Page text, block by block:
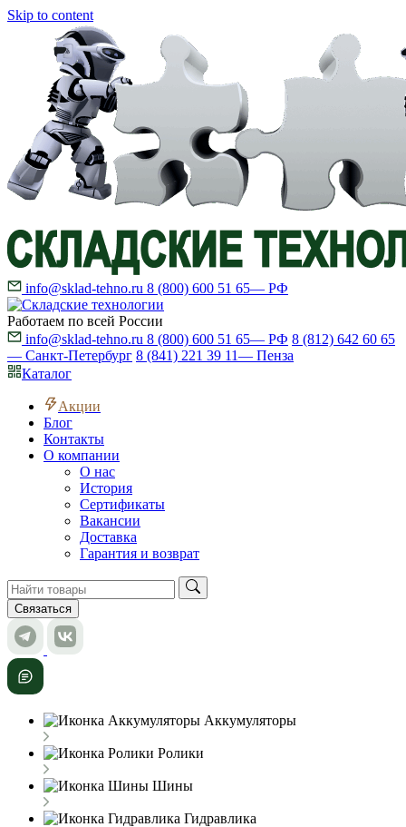
Skip to content
info@sklad-tehno.ru 8 (800) 600 51 65— РФ
Работаем по всей России
info@sklad-tehno.ru 8 (800) 600 51 65— РФ 8 (812) 642 60 65
— Санкт-Петербург 8 (841) 221 39 11— Пенза
Каталог
Акции
Блог
Контакты
О компании
О нас
История
Сертификаты
Вакансии
Доставка
Гарантия и возврат
Связаться
Аккумуляторы
Ролики
Шины
Гидравлика